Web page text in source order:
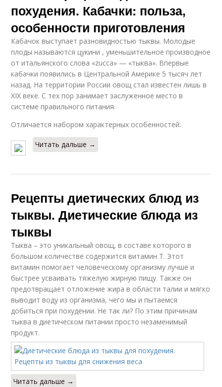
похудения. Кабачки: польза,
особенности приготовления
Кабачок выступает разновидностью тыквы. Молодые
плоды называются цукини , уменьшительное производное
от итальянского слова «zucca» — «тыква». Впервые
кабачки появились в Центральной Америке 5 тысяч лет
назад. На территории России овощ стал известен лишь в
XIX веке. С тех пор занимает заслуженное место в
системе правильного питания.
Отличается набором характерных особенностей:
Читать дальше →
Рецепты диетических блюд из
тыквы. Диетические блюда из
тыквы
Тыква – это уникальный овощ, в составе которого в
большом количестве содержится витамин Т. Этот
витамин помогает человеческому организму лучше и
быстрее усваивать тяжелую жирную пищу. Также он
предотвращает отложение жира в области талии и мягко
выводит воду из организма, чего мы и пытаемся
добиться при похудении. Не так ли? По этим причинам
тыква в диетическом питании просто незаменимый
продукт.
Читать дальше →